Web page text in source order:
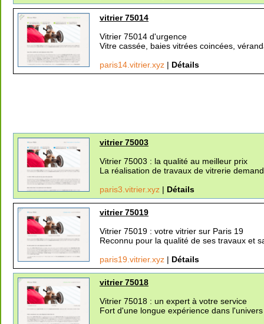
vitrier 75014
Vitrier 75014 d'urgence
Vitre cassée, baies vitrées coincées,
paris14.vitrier.xyz | Détails
vitrier 75003
Vitrier 75003 : la qualité au meilleur prix
La réalisation de travaux de vitrerie
paris3.vitrier.xyz | Détails
vitrier 75019
Vitrier 75019 : votre vitrier sur Paris 19
Reconnu pour la qualité de ses travaux et
paris19.vitrier.xyz | Détails
vitrier 75018
Vitrier 75018 : un expert à votre service
Fort d'une longue expérience dans